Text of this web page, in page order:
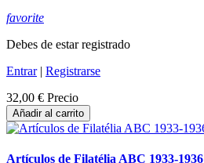
favorite
Debes de estar registrado
Entrar| Registrarse
32,00 € Precio
Añadir al carrito
Artículos de Filatélia ABC 1933-1936